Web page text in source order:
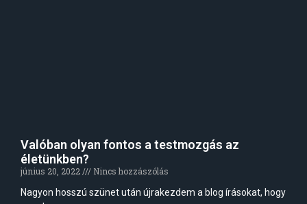
Valóban olyan fontos a testmozgás az
életünkben?
június 20, 2022
Nincs hozzászólás
Nagyon hosszú szünet után újrakezdem a blog írásokat, hogy